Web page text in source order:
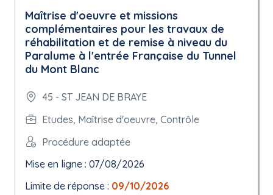
Maîtrise d'oeuvre et missions
complémentaires pour les travaux de
réhabilitation et de remise à niveau du
Paralume à l'entrée Française du Tunnel
du Mont Blanc
45 - ST JEAN DE BRAYE
Etudes, Maîtrise d'oeuvre, Contrôle
Procédure adaptée
Mise en ligne : 07/08/2026
Limite de réponse : 09/10/2026